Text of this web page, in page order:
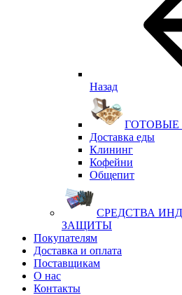
Назад
Доставка еды
Клининг
Кофейни
Общепит
СРЕДСТВА
ЗАЩИТЫ
Покупателям
Доставка и оплата
Поставщикам
О нас
Контакты